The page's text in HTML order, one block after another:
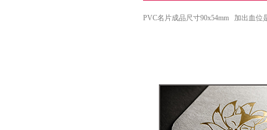
PVC名片成品尺寸90x54mm 加出血位